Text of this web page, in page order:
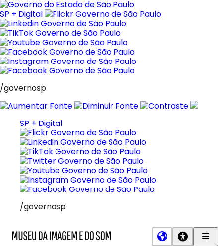
Pular
para
o
conteúdo
SP + Digital
/governosp
SP + Digital
/governosp